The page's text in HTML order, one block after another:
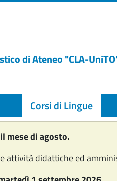
di Ateneo "CLA-
Corsi di Lingue
mese di agosto.
attività didattiche ed